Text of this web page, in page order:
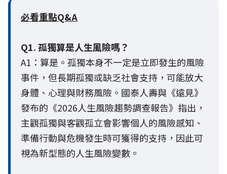
必看重點Q&A
Q1. 孤獨算是人生風險嗎？
A1：算是。孤獨本身不一定是立即發生的風險
事件，但長期孤獨或缺乏社會支持，可能放大
身體、心理與財務風險。國泰人壽與《遠見》
發布的《2026人生風險趨勢調查報告》指出，
主觀孤獨與客觀孤立會影響個人的風險感知、
準備行動與危機發生時可獲得的支持，因此可
視為新型態的人生風險變數。